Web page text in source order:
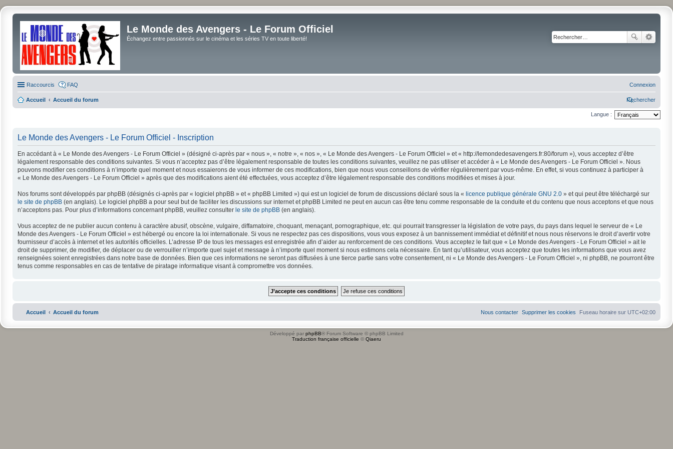
Le Monde des Avengers - Le Forum Officiel
Échangez entre passionnés sur le cinéma et les séries TV en toute liberté!
Raccourcis FAQ Connexion
Accueil Accueil du forum Rechercher
Langue :
Le Monde des Avengers - Le Forum Officiel - Inscription
En accédant à « Le Monde des Avengers - Le Forum Officiel » (désigné ci-après par « nous », « notre », « nos », « Le Monde des Avengers - Le Forum Officiel » et « http://lemondedesavengers.fr:80/forum »), vous acceptez d’être
légalement responsable des conditions suivantes. Si vous n’acceptez pas d’être légalement responsable de toutes les conditions suivantes, veuillez ne pas utiliser et accéder à « Le Monde des Avengers - Le Forum Officiel ». Nous
pouvons modifier ces conditions à n’importe quel moment et nous essaierons de vous informer de ces modifications, bien que nous vous conseillons de vérifier régulièrement par vous-même. En effet, si vous continuez à participer à
« Le Monde des Avengers - Le Forum Officiel » après que des modifications aient été effectuées, vous acceptez d’être légalement responsable des conditions modifiées et mises à jour.
Nos forums sont développés par phpBB (désignés ci-après par « logiciel phpBB » et « phpBB Limited ») qui est un logiciel de forum de discussions déclaré sous la « licence publique générale GNU 2.0 » et qui peut être téléchargé sur
le site de phpBB (en anglais). Le logiciel phpBB a pour seul but de faciliter les discussions sur internet et phpBB Limited ne peut en aucun cas être tenu comme responsable de la conduite et du contenu que nous acceptons et que nous
n’acceptons pas. Pour plus d’informations concernant phpBB, veuillez consulter le site de phpBB (en anglais).
Vous acceptez de ne publier aucun contenu à caractère abusif, obscène, vulgaire, diffamatoire, choquant, menaçant, pornographique, etc. qui pourrait transgresser la législation de votre pays, du pays dans lequel le serveur de « Le
Monde des Avengers - Le Forum Officiel » est hébergé ou encore la loi internationale. Si vous ne respectez pas ces dispositions, vous vous exposez à un bannissement immédiat et définitif et nous nous réservons le droit d’avertir votre
fournisseur d’accès à internet et les autorités officielles. L’adresse IP de tous les messages est enregistrée afin d’aider au renforcement de ces conditions. Vous acceptez le fait que « Le Monde des Avengers - Le Forum Officiel » ait le
droit de supprimer, de modifier, de déplacer ou de verrouiller n’importe quel sujet et message à n’importe quel moment si nous estimons cela nécessaire. En tant qu’utilisateur, vous acceptez que toutes les informations que vous avez
renseignées soient enregistrées dans notre base de données. Bien que ces informations ne seront pas diffusées à une tierce partie sans votre consentement, ni « Le Monde des Avengers - Le Forum Officiel », ni phpBB, ne pourront être
tenus comme responsables en cas de tentative de piratage informatique visant à compromettre vos données.
Accueil Accueil du forum Fuseau horaire sur UTC+02:00
Supprimer les cookies
Nous contacter
Développé par phpBB® Forum Software © phpBB Limited
Traduction française officielle © Qiaeru